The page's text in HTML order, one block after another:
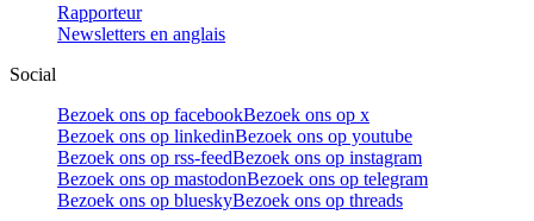
Rapporteur
Newsletters en anglais
Social
Bezoek ons op facebookBezoek ons op x
Bezoek ons op linkedinBezoek ons op youtube
Bezoek ons op rss-feedBezoek ons op instagram
Bezoek ons op mastodonBezoek ons op telegram
Bezoek ons op blueskyBezoek ons op threads